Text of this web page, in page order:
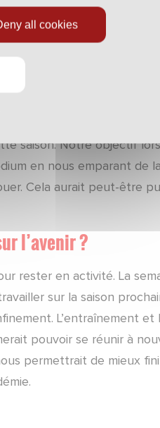
Là, à cause de cette
la santé qui prime.
de votre groupe…
plus de satisfaction.
saison. Notre objectif
en nous emparant de
Cela aurait peut-être
l’avenir ?
rester en activité. La
sur la saison
L’entraînement
pouvoir se réunir à
permettrait de mieux
all cookies